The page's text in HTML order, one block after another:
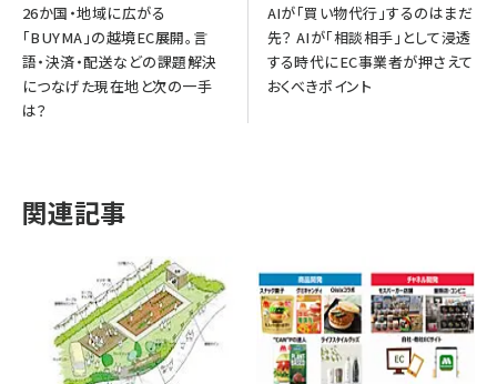
26か国・地域に広がる
「BUYMA」の越境EC展開。言
語・決済・配送などの課題解決
につなげた現在地と次の一手
は？
AIが「買い物代行」するのはまだ
先？ AIが「相談相手」として浸透
する時代にEC事業者が押さえて
おくべきポイント
関連記事